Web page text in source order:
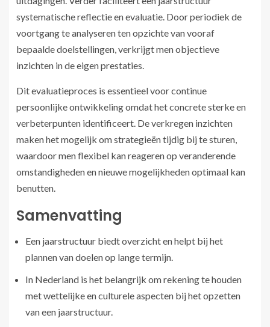
systematische reflectie en evaluatie. Door periodiek de
voortgang te analyseren ten opzichte van vooraf
bepaalde doelstellingen, verkrijgt men objectieve
inzichten in de eigen prestaties.
Dit evaluatieproces is essentieel voor continue
persoonlijke ontwikkeling omdat het concrete sterke en
verbeterpunten identificeert. De verkregen inzichten
maken het mogelijk om strategieën tijdig bij te sturen,
waardoor men flexibel kan reageren op veranderende
omstandigheden en nieuwe mogelijkheden optimaal kan
benutten.
Samenvatting
Een jaarstructuur biedt overzicht en helpt bij het
plannen van doelen op lange termijn.
In Nederland is het belangrijk om rekening te houden
met wettelijke en culturele aspecten bij het opzetten
van een jaarstructuur.